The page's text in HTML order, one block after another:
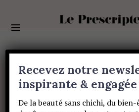
Le
BIEN-ÊTRE
5raisons
Recevez notre
inspirante & engagée
De la beauté sans chichi, du